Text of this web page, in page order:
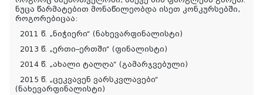
ნუცა წარმატებით მონაწილეობდა ისეთ კონკურსებში,
როგორებიცაა:
2011 წ. „ნიჭიერი“ (ნახევარფინალისტი)
2013 წ. „ერთი–ერთში“ (ფინალისტი)
2014 წ. „ახალი ტალღა“ (გამარჯვებული)
2015 წ. „ცეკვავენ ვარსკვლავები“
(ნახევარფინალისტი)